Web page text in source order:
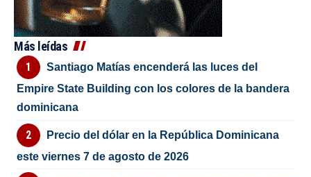
Más leídas
Santiago Matías encenderá las luces del
Empire State Building con los colores de la bandera
dominicana
Precio del dólar en la República Dominicana
este viernes 7 de agosto de 2026